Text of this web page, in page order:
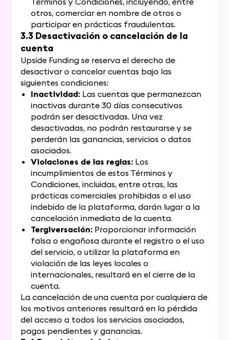
otros, comerciar en nombre de otros o
participar en prácticas fraudulentas.
3.3 Desactivación o cancelación de la
cuenta
Upside Funding se reserva el derecho de
desactivar o cancelar cuentas bajo las
siguientes condiciones:
Inactividad: Las cuentas que permanezcan
inactivas durante 30 días consecutivos
podrán ser desactivadas. Una vez
desactivadas, no podrán restaurarse y se
perderán las ganancias, servicios o datos
asociados.
Violaciones de las reglas: Los
incumplimientos de estos Términos y
Condiciones, incluidas, entre otras, las
prácticas comerciales prohibidas o el uso
indebido de la plataforma, darán lugar a la
cancelación inmediata de la cuenta.
Tergiversación: Proporcionar información
falsa o engañosa durante el registro o el uso
del servicio, o utilizar la plataforma en
violación de las leyes locales o
internacionales, resultará en el cierre de la
cuenta.
La cancelación de una cuenta por cualquiera de
los motivos anteriores resultará en la pérdida
del acceso a todos los servicios asociados,
pagos pendientes y ganancias.